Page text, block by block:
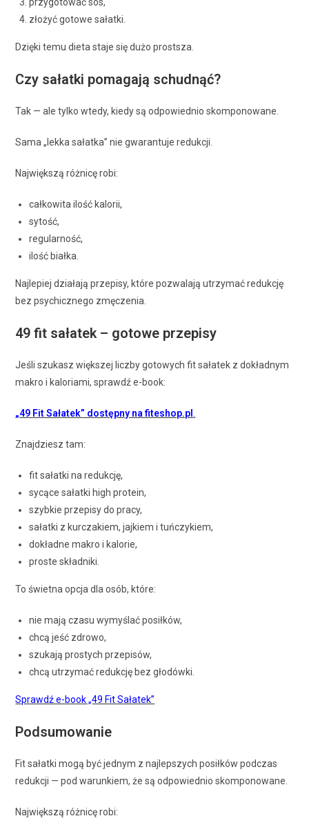
przygotować sos,
złożyć gotowe sałatki.
Dzięki temu dieta staje się dużo prostsza.
Czy sałatki pomagają schudnąć?
Tak — ale tylko wtedy, kiedy są odpowiednio skomponowane.
Sama „lekka sałatka” nie gwarantuje redukcji.
Największą różnicę robi:
całkowita ilość kalorii,
sytość,
regularność,
ilość białka.
Najlepiej działają przepisy, które pozwalają utrzymać redukcję
bez psychicznego zmęczenia.
49 fit sałatek – gotowe przepisy
Jeśli szukasz większej liczby gotowych fit sałatek z dokładnym
makro i kaloriami, sprawdź e-book:
„49 Fit Sałatek” dostępny na fiteshop.pl.
Znajdziesz tam:
fit sałatki na redukcję,
sycące sałatki high protein,
szybkie przepisy do pracy,
sałatki z kurczakiem, jajkiem i tuńczykiem,
dokładne makro i kalorie,
proste składniki.
To świetna opcja dla osób, które:
nie mają czasu wymyślać posiłków,
chcą jeść zdrowo,
szukają prostych przepisów,
chcą utrzymać redukcję bez głodówki.
Sprawdź e-book „49 Fit Sałatek”
Podsumowanie
Fit sałatki mogą być jednym z najlepszych posiłków podczas
redukcji — pod warunkiem, że są odpowiednio skomponowane.
Największą różnicę robi: